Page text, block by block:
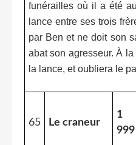
funérailles où il a été
lance entre ses trois
par Ben et ne doit son
abat son agresseur. À
la lance, et oubliera le
65 Le craneur
1
999